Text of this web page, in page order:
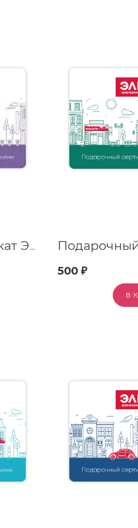
Подарочный сертификат Эльсити, номинал 5000 рублей !
500 ₽
В